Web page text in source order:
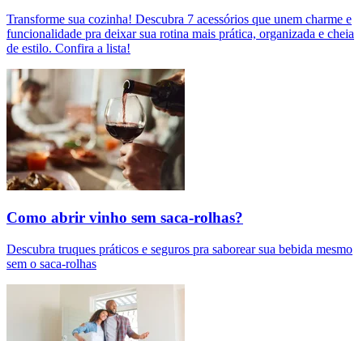
Transforme sua cozinha! Descubra 7 acessórios que unem charme e
funcionalidade pra deixar sua rotina mais prática, organizada e cheia
de estilo. Confira a lista!
Como abrir vinho sem saca-rolhas?
Descubra truques práticos e seguros pra saborear sua bebida mesmo
sem o saca-rolhas